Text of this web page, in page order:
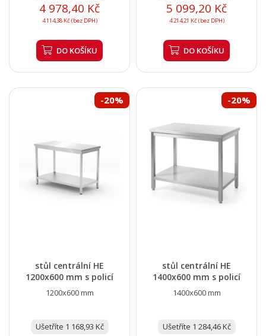
4 978,40 Kč
4 114,38 Kč (bez DPH)
DO KOŠÍKU
5 099,20 Kč
4 214,21 Kč (bez DPH)
DO KOŠÍKU
stůl centrální HE
1200x600 mm s policí
1200x600 mm
Ušetříte 1 168,93 Kč
-20%
stůl centrální HE
1400x600 mm s policí
1400x600 mm
Ušetříte 1 284,46 Kč
-20%